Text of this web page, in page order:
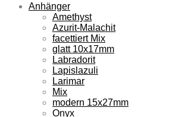
Anhänger
Amethyst
Azurit-Malachit
facettiert Mix
glatt 10x17mm
Labradorit
Lapislazuli
Larimar
Mix
modern 15x27mm
Onyx